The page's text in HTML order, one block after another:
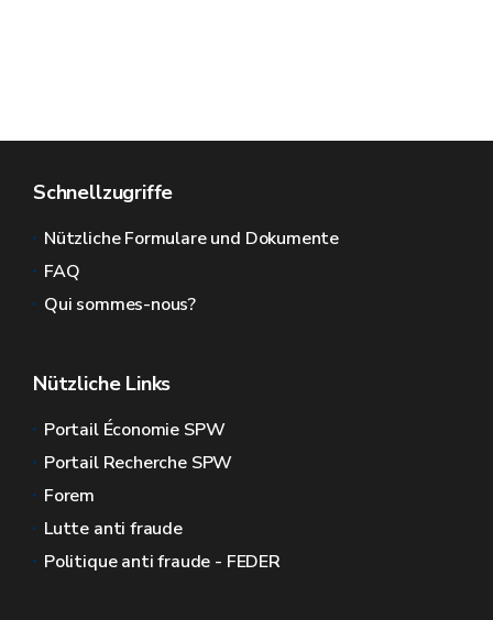
Schnellzugriffe
Nützliche Formulare und Dokumente
FAQ
Qui sommes-nous?
Nützliche Links
Portail Économie SPW
Portail Recherche SPW
Forem
Lutte anti fraude
Politique anti fraude - FEDER